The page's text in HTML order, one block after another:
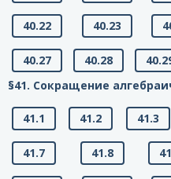
40.22 40.23
40.27 40.28
§41. Сокращение
41.1 41.2 41.3
41.7 41.8